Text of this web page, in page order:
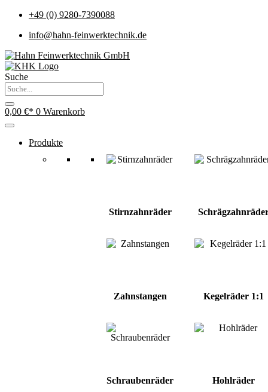
+49 (0) 9280-7390088
info@hahn-feinwerktechnik.de
Suche
0,00 € 0 Warenkorb
Produkte
Stirnzahnräder
Zahnstangen Kegelräder 1:1
Schraubenräder Hohlräder